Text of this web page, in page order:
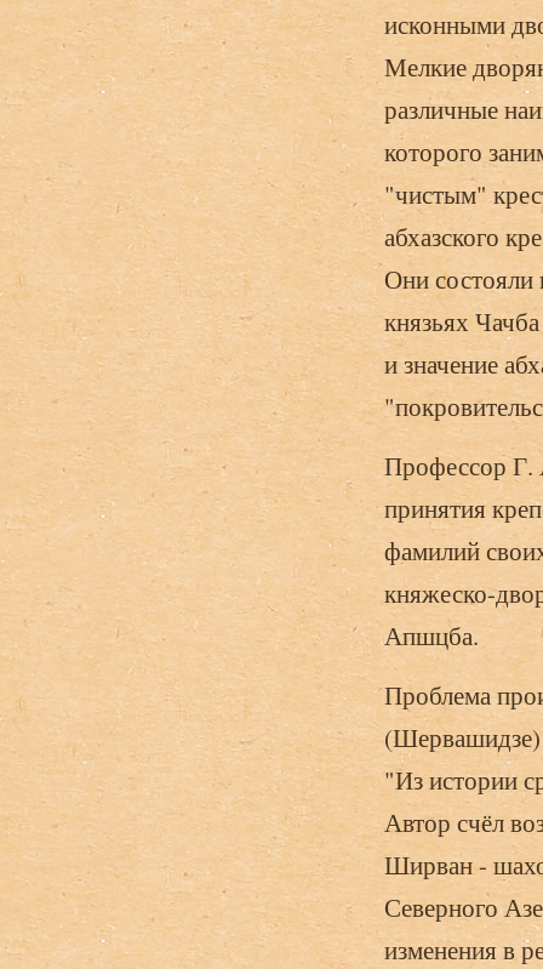
исконными
Мелкие
различные
которого
"чистым"
абхазского
Они состояли
князьях
и значение
Профессор Г.
принятия
фамилий
княжеско-
Апшцба.
Проблема
(Шервашидзе)
"Из истории
Автор счёл
Ширван -
Северного
изменения в